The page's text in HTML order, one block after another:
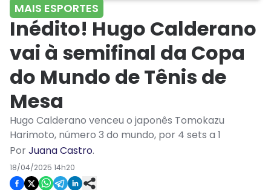
MAIS ESPORTES
Inédito! Hugo Calderano
vai à semifinal da Copa
do Mundo de Tênis de
Mesa
Hugo Calderano venceu o japonês Tomokazu
Harimoto, número 3 do mundo, por 4 sets a 1
PorJuana Castro.
18/04/2025 14h20